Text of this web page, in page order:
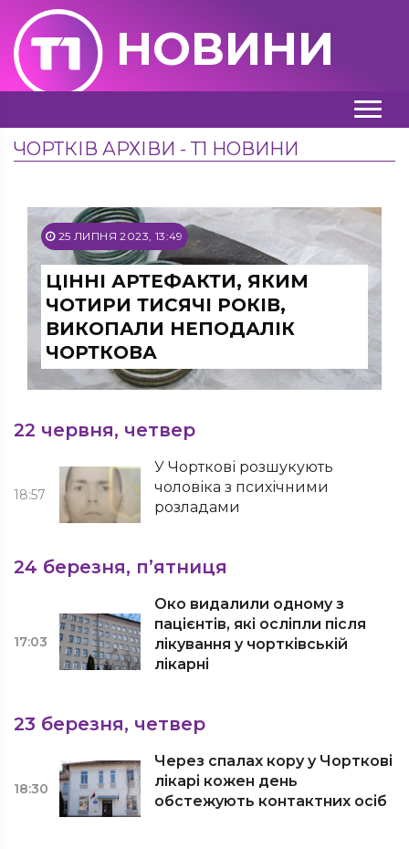
НОВИНИ
ЧОРТКІВ АРХІВИ - Т1 НОВИНИ
25 ЛИПНЯ 2023, 13:49
ЦІННІ АРТЕФАКТИ, ЯКИМ
ЧОТИРИ ТИСЯЧІ РОКІВ,
ВИКОПАЛИ НЕПОДАЛІК
ЧОРТКОВА
22 червня, четвер
18:57
У Чорткові розшукують
чоловіка з психічними
розладами
24 березня, п’ятниця
17:03
Око видалили одному з
пацієнтів, які осліпли після
лікування у чортківській
лікарні
23 березня, четвер
18:30
Через спалах кору у Чорткові
лікарі кожен день
обстежують контактних осіб